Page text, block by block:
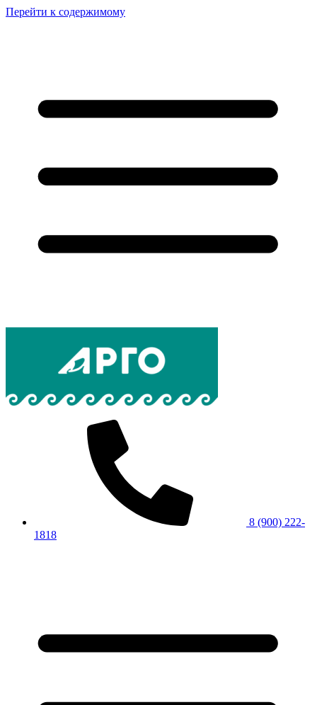
Перейти к содержимому
8 (900) 222-
1818